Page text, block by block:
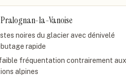
Pralognan-la-Vanoise
noires du glacier avec dénivelé
rapide
fréquentation contrairement aux
alpines